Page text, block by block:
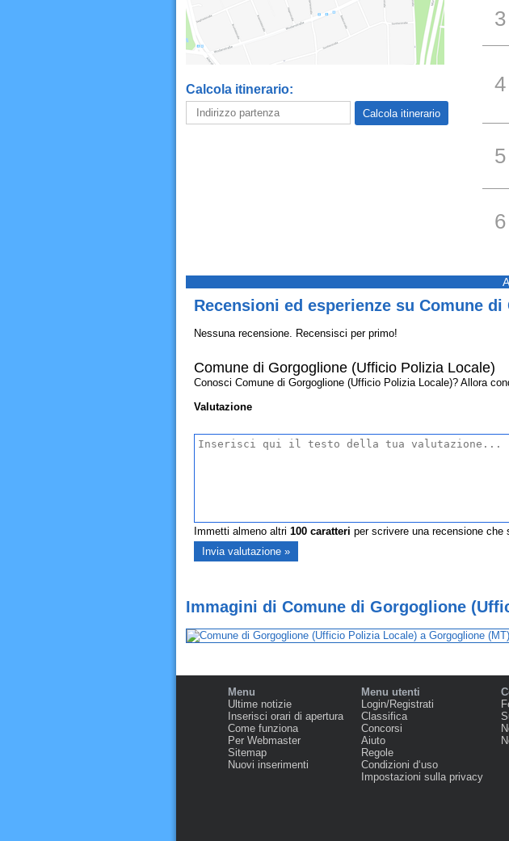
Calcola itinerario:
3
4
5
6
Recensioni ed esperienze su Comune
Nessuna recensione. Recensisci per primo!
Comune di Gorgoglione (Ufficio Polizia Locale)
Conosci Comune di Gorgoglione (Ufficio Polizia Locale)? Allora
Valutazione
Immetti almeno altri 100caratteri per scrivere una recensione
Immagini di Comune di Gorgoglione
Menu
Ultime notizie
Inserisci orari di apertura
Come funziona
Per Webmaster
Sitemap
Nuovi inserimenti
Menu utenti
Login/Registrati
Classifica
Concorsi
Aiuto
Regole
Condizioni d‘uso
Impostazioni sulla privacy